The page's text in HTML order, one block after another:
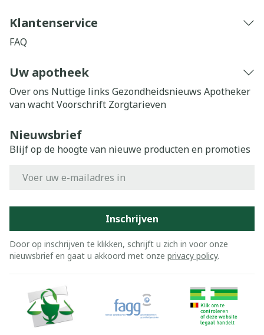
Klantenservice
FAQ
Uw apotheek
Over ons Nuttige links Gezondheidsnieuws Apotheker
van wachtVoorschrift Zorgtarieven
Nieuwsbrief
Blijf op de hoogte van nieuwe producten en promoties
Inschrijven
Door op inschrijven te klikken, schrijft u zich in voor onze
nieuwsbrief en gaat u akkoord met onze privacy policy.